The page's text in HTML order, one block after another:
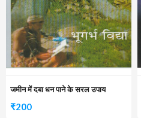
जमीन में दबा धन पाने के सरल उपाय
₹200